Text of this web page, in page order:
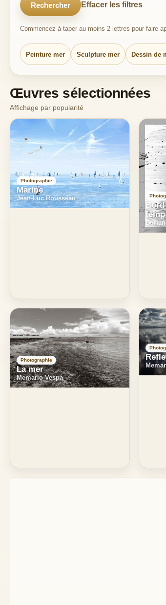
Rechercher Effacer les filtres
Commencez à taper au moins 2 lettres pour faire
Peinture mer Sculpture mer Dessin de
Œuvres sélectionnées
Affichage par popularité
Photographie
Marine
Jean-Luc Rousseau
Photographie
La mer
Memario Vespa